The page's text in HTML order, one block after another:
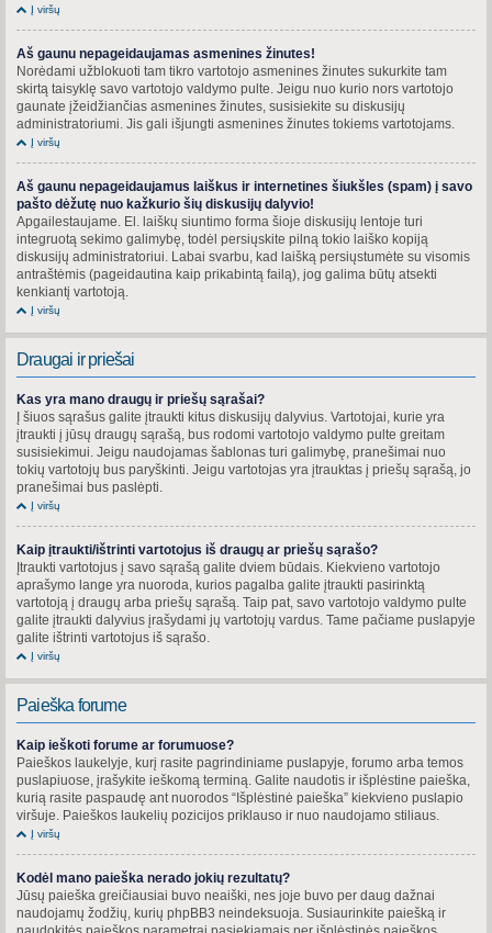
Į viršų
Aš gaunu nepageidaujamas asmenines žinutes!
Norėdami užblokuoti tam tikro vartotojo asmenines žinutes sukurkite tam
skirtą taisyklę savo vartotojo valdymo pulte. Jeigu nuo kurio nors vartotojo
gaunate įžeidžiančias asmenines žinutes, susisiekite su diskusijų
administratoriumi. Jis gali išjungti asmenines žinutes tokiems vartotojams.
Į viršų
Aš gaunu nepageidaujamus laiškus ir internetines šiukšles (spam) į savo
pašto dėžutę nuo kažkurio šių diskusijų dalyvio!
Apgailestaujame. El. laiškų siuntimo forma šioje diskusijų lentoje turi
integruotą sekimo galimybę, todėl persiųskite pilną tokio laiško kopiją
diskusijų administratoriui. Labai svarbu, kad laišką persiųstumėte su visomis
antraštėmis (pageidautina kaip prikabintą failą), jog galima būtų atsekti
kenkiantį vartotoją.
Į viršų
Draugai ir priešai
Kas yra mano draugų ir priešų sąrašai?
Į šiuos sąrašus galite įtraukti kitus diskusijų dalyvius. Vartotojai, kurie yra
įtraukti į jūsų draugų sąrašą, bus rodomi vartotojo valdymo pulte greitam
susisiekimui. Jeigu naudojamas šablonas turi galimybę, pranešimai nuo
tokių vartotojų bus paryškinti. Jeigu vartotojas yra įtrauktas į priešų sąrašą, jo
pranešimai bus paslėpti.
Į viršų
Kaip įtraukti/ištrinti vartotojus iš draugų ar priešų sąrašo?
Įtraukti vartotojus į savo sąrašą galite dviem būdais. Kiekvieno vartotojo
aprašymo lange yra nuoroda, kurios pagalba galite įtraukti pasirinktą
vartotoją į draugų arba priešų sąrašą. Taip pat, savo vartotojo valdymo pulte
galite įtraukti dalyvius įrašydami jų vartotojų vardus. Tame pačiame puslapyje
galite ištrinti vartotojus iš sąrašo.
Į viršų
Paieška forume
Kaip ieškoti forume ar forumuose?
Paieškos laukelyje, kurį rasite pagrindiniame puslapyje, forumo arba temos
puslapiuose, įrašykite ieškomą terminą. Galite naudotis ir išplėstine paieška,
kurią rasite paspaudę ant nuorodos “Išplėstinė paieška” kiekvieno puslapio
viršuje. Paieškos laukelių pozicijos priklauso ir nuo naudojamo stiliaus.
Į viršų
Kodėl mano paieška nerado jokių rezultatų?
Jūsų paieška greičiausiai buvo neaiški, nes joje buvo per daug dažnai
naudojamų žodžių, kurių phpBB3 neindeksuoja. Susiaurinkite paiešką ir